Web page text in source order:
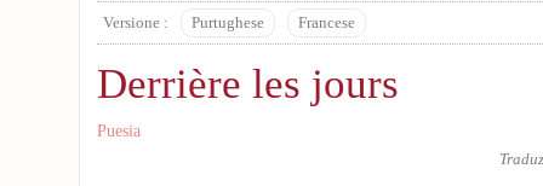
Versione : Purtughese Francese
Derrière les jours
Puesia